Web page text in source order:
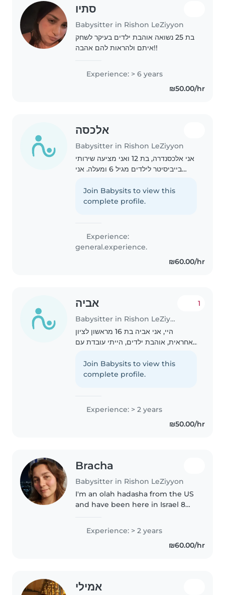
סתיו
Babysitter in Rishon LeZiyyon
בת 25 נשואה אוהבת ילדים בעיקר לשחק
איתם ולהראות להם אהבה!!
Experience: > 6 years
₪50.00/hr
אלכסה
Babysitter in Rishon LeZiyyon
אני אלכסנדרה, בת 12 ואני מציעה שירותי
בייביסיטר לילדים מגיל 6 ומעלה. אני
ואנרגיות חיוביות. כיף לי מאוד להעביר
Join Babysits to view this
complete profile.
Experience:
general.experience.
₪60.00/hr
אביה
Babysitter in Rishon LeZiyyon
1
היי, אני אביה בת 16 מראשון לציון
אחראית, אוהבת ילדים, הייתי עובדת עם
Join Babysits to view this
complete profile.
Experience: > 2 years
₪50.00/hr
Bracha
Babysitter in Rishon LeZiyyon
I'm an olah hadasha from the US
and have been here in Israel 8
my nursing degree. I have a
fondness for dogs and have..
Experience: > 2 years
₪60.00/hr
אמילי